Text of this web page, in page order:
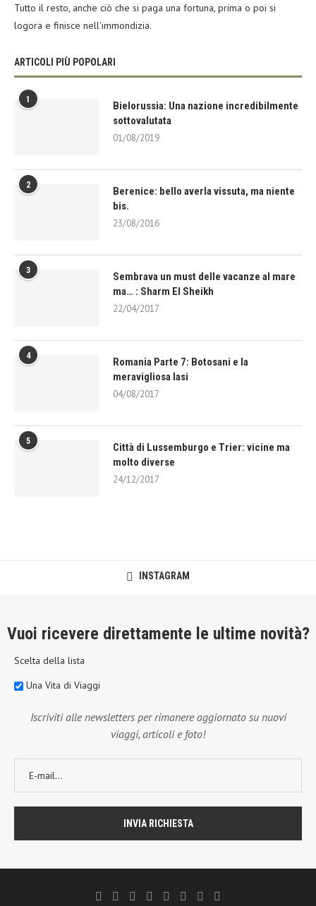
Tutto il resto, anche ciò che si paga una fortuna, prima o poi si
logora e finisce nell'immondizia.
ARTICOLI PIÙ POPOLARI
1
Bielorussia: Una nazione incredibilmente
sottovalutata
01/08/2019
2
Berenice: bello averla vissuta, ma niente
bis.
23/08/2016
3
Sembrava un must delle vacanze al mare
ma… : Sharm El Sheikh
22/04/2017
4
Romania Parte 7: Botosani e la
meravigliosa Iasi
04/08/2017
5
Città di Lussemburgo e Trier: vicine ma
molto diverse
24/12/2017
INSTAGRAM
Vuoi ricevere direttamente le ultime novità?
Scelta della lista
Una Vita di Viaggi
Iscriviti alle newsletters per rimanere aggiornato su nuovi
viaggi, articoli e foto!